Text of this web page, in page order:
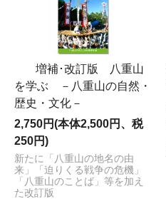
増補･改訂版 八重山
を学ぶ －八重山の自然・
歴史・文化－
2,750円(本体2,500円、税
250円)
新たに「八重山の地名の由
来」「迫りくる戦争の危機」
「八重山のことば」等を加え
た改訂版